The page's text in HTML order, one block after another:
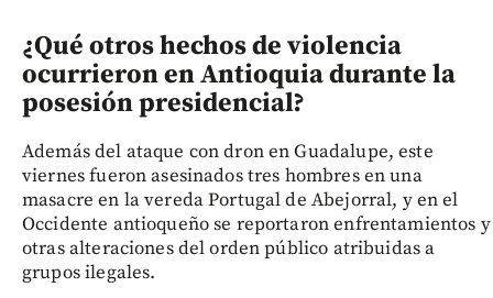
¿Qué otros hechos de violencia
ocurrieron en Antioquia durante la
posesión presidencial?
Además del ataque con dron en Guadalupe, este
viernes fueron asesinados tres hombres en una
masacre en la vereda Portugal de Abejorral, y en el
Occidente antioqueño se reportaron enfrentamientos y
otras alteraciones del orden público atribuidas a
grupos ilegales.